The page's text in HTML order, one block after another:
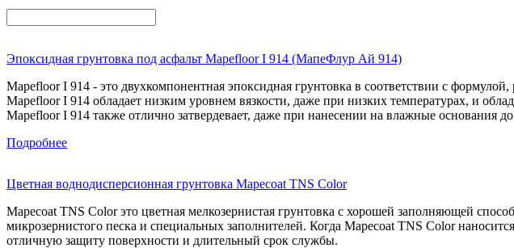
Эпоксидная грунтовка под асфальт Mapefloor I 914 (МапеФлур Ай 914)
Mapefloor I 914 - это двухкомпонентная эпоксидная грунтовка в соответствии с
Mapefloor I 914 обладает низким уровнем вязкости, даже при низких температурах, и
Mapefloor I 914 также отлично затвердевает, даже при нанесении на влажные основания
Подробнее
Цветная воднодисперсионная грунтовка Mapecoat TNS Color
Mapecoat TNS Color это цветная мелкозернистая грунтовка с хорошей заполняющей
микрозернистого песка и специальных заполнителей. Когда Mapecoat TNS Color
отличную защиту поверхности и длительный срок службы.